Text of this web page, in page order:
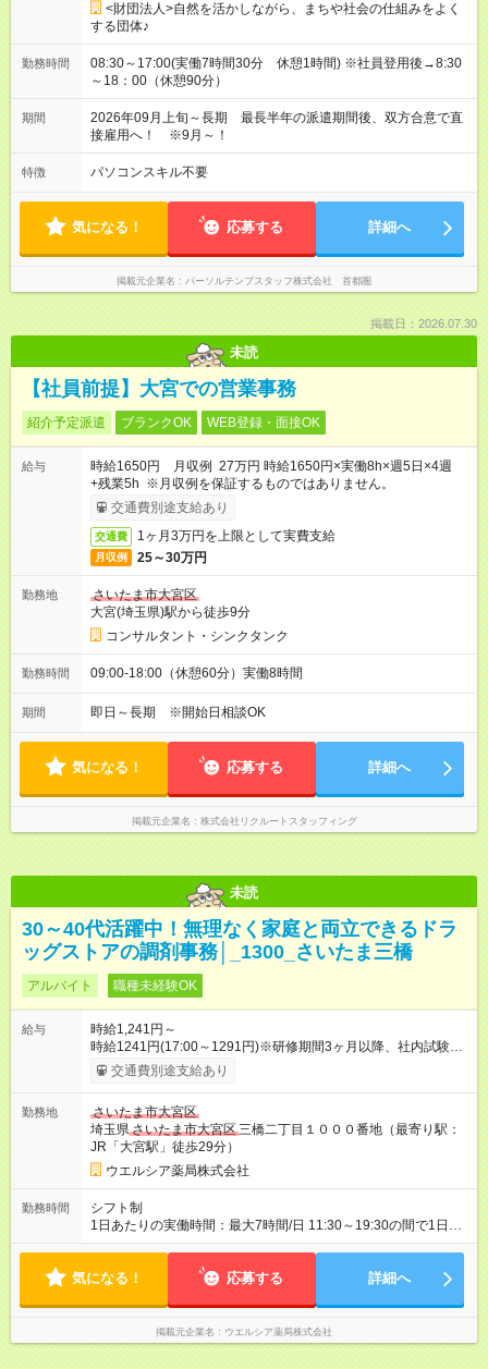
<財団法人>自然を活かしながら、まちや社会の仕組みをよく
する団体♪
勤務時間
08:30～17:00(実働7時間30分 休憩1時間) ※社員登用後→8:30
～18：00（休憩90分）
期間
2026年09月上旬～長期 最長半年の派遣期間後、双方合意で直
接雇用へ！ ※9月～！
特徴 パソコンスキル不要
気になる！ 応募する 詳細へ
掲載元企業名 パーソルテンプスタッフ株式会社 首都圏
掲載日：2026.07.30
未読
【社員前提】大宮での営業事務
紹介予定派遣 ブランクOK WEB登録・面接OK
給与
時給1650円 月収例 27万円 時給1650円×実働8h×週5日×4週
+残業5h ※月収例を保証するものではありません。
交通費別途支給あり
交通費 1ヶ月3万円を上限として実費支給
月収例 25～30万円
勤務地
さいたま市大宮区
大宮(埼玉県)駅から徒歩9分
コンサルタント・シンクタンク
勤務時間 09:00-18:00（休憩60分）実働8時間
期間 即日～長期 ※開始日相談OK
気になる！ 応募する 詳細へ
掲載元企業名 株式会社リクルートスタッフィング
未読
30～40代活躍中！無理なく家庭と両立できるドラ
ッグストアの調剤事務│_1300_さいたま三橋
アルバイト 職種未経験OK
給与
時給1,241円～
時給1241円(17:00～1291円)※研修期間3ヶ月以降、社内試験に
よる更新判定あり 社内試験合格後、時給＋50～100円の昇給あ
り （大学生は＋20円） 試用期間あり：入社日から3ヶ月間／本
間の長さ：3ヶ月 雇用形態、給与は本採用時と同じです。
交通費別途支給あり
勤務地
さいたま市大宮区
埼玉県さいたま市大宮区三橋二丁目１０００番地（最寄り駅：
JR「大宮駅」徒歩29分）
ウエルシア薬局株式会社
勤務時間
シフト制
1日あたりの実働時間：最大7時間/日 11:30～19:30の間で1日7
時間～応相談 ☆週3～5日の勤務 ※勤務曜日応相談 ※19:00まで
気になる！ 応募する 詳細へ
掲載元企業名 ウエルシア薬局株式会社